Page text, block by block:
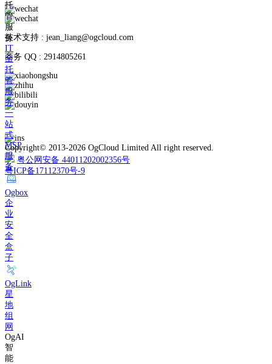
托
管
服
务
IT
全
托
管
服
务
一
站
式
MSP
服
务
Ogbox
企
业
安
全
盒
子
OgLink
星
地
组
网
OgAI
智
能
技术支持 : jean_liang@ogcloud.com
商务 QQ : 2914805261
Copyright© 2013-2026 OgCloud Limited All right reserved.
粤公网安备 44011202002356号
粤ICP备17112370号-9